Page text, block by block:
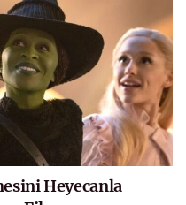
Heyecanla